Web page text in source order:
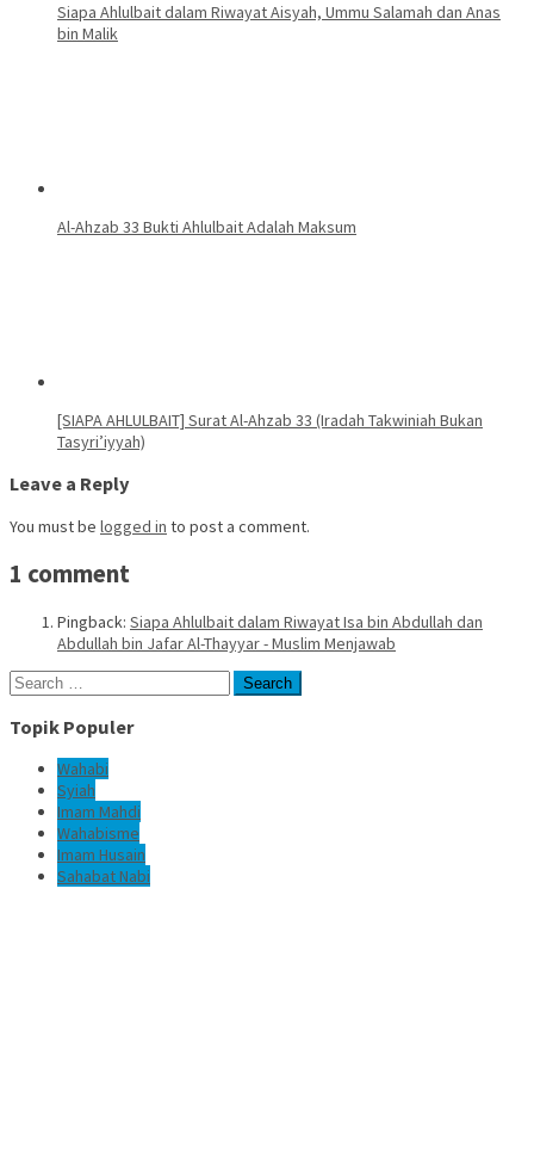
Siapa Ahlulbait dalam Riwayat Aisyah, Ummu Salamah dan Anas
bin Malik
Al-Ahzab 33 Bukti Ahlulbait Adalah Maksum
[SIAPA AHLULBAIT] Surat Al-Ahzab 33 (Iradah Takwiniah Bukan
Tasyri’iyyah)
Leave a Reply
You must be logged in to post a comment.
1 comment
Pingback: Siapa Ahlulbait dalam Riwayat Isa bin Abdullah dan
Abdullah bin Jafar Al-Thayyar - Muslim Menjawab
Search
for:
Topik Populer
Wahabi
Syiah
Imam Mahdi
Wahabisme
Imam Husain
Sahabat Nabi